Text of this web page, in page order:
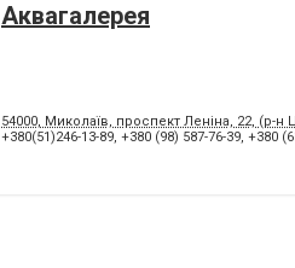
Аквагалерея
54000, Миколаїв, проспект Леніна, 22, (р-н
+380(51)246-13-89, +380 (98) 587-76-39, +380